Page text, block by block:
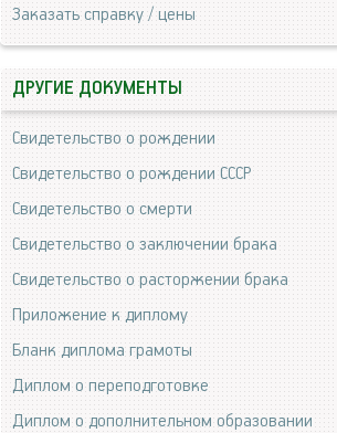
Заказать справку / цены
ДРУГИЕ ДОКУМЕНТЫ
Свидетельство о рождении
Свидетельство о рождении СССР
Свидетельство о смерти
Свидетельство о заключении брака
Свидетельство о расторжении брака
Приложение к диплому
Бланк диплома грамоты
Диплом о переподготовке
Диплом о дополнительном образовании